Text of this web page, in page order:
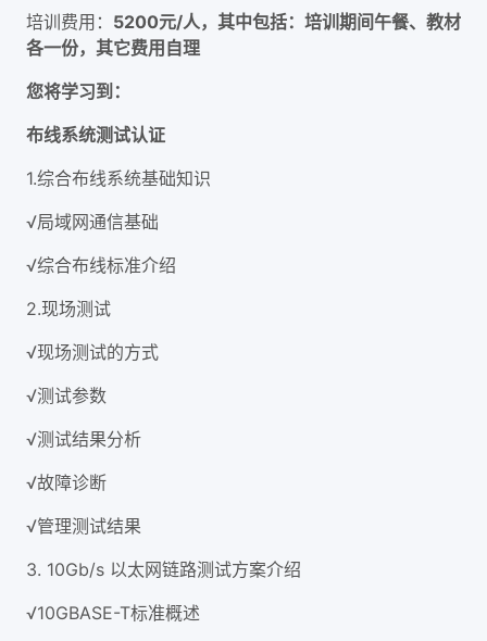
培训费用： 5200元/人，其中包括：培训期间午餐、教材
各一份，其它费用自理
您将学习到：
布线系统测试认证
1.综合布线系统基础知识
√局域网通信基础
√综合布线标准介绍
2.现场测试
√现场测试的方式
√测试参数
√测试结果分析
√故障诊断
√管理测试结果
3. 10Gb/s 以太网链路测试方案介绍
√10GBASE-T标准概述